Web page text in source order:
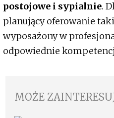
postojowe i sypialnie.
planujący oferowanie
wyposażony w
odpowiednie
MOŻE